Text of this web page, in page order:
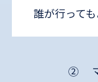
誰が行って
② マ